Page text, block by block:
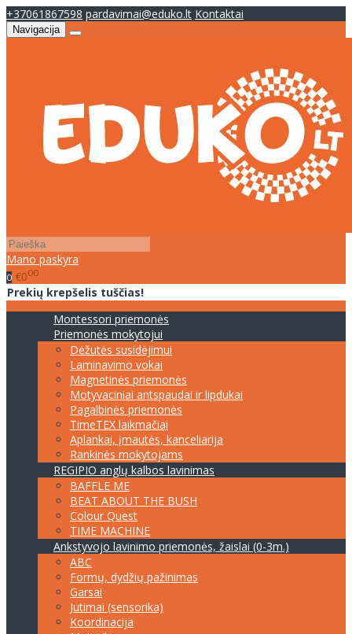
+37061867598 pardavimai@eduko.lt Kontaktai
Navigacija
Mano paskyra
0 €000
Prekių krepšelis tuščias!
Montessori priemonės
Priemonės mokytojui
Dėžutės susidėjimui
Laminavimo vokai
Magnetinės priemonės
Motyvaciniai antspaudai ir lipdukai
Pagalbinės priemonės
TimeTEX laikmačiai
Aplankai, įmautės, kanceliarija
Rankinės mokytojams
REGIPIO anglų kalbos lavinimas
BAFFLE ME
BEAT ABOUT THE BUSH
Colour Quest
TIME MACHINE
Ankstyvojo lavinimo priemonės, žaislai (0-3m.)
ABC
Formų, dydžių pažinimas
Garsai
Jutimai (sensorika)
Koordinacija